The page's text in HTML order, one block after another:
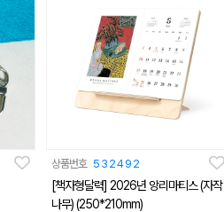
상품번호 532492
[책자형달력] 2026년 앙리마티스 (자작
나무) (250*210mm)